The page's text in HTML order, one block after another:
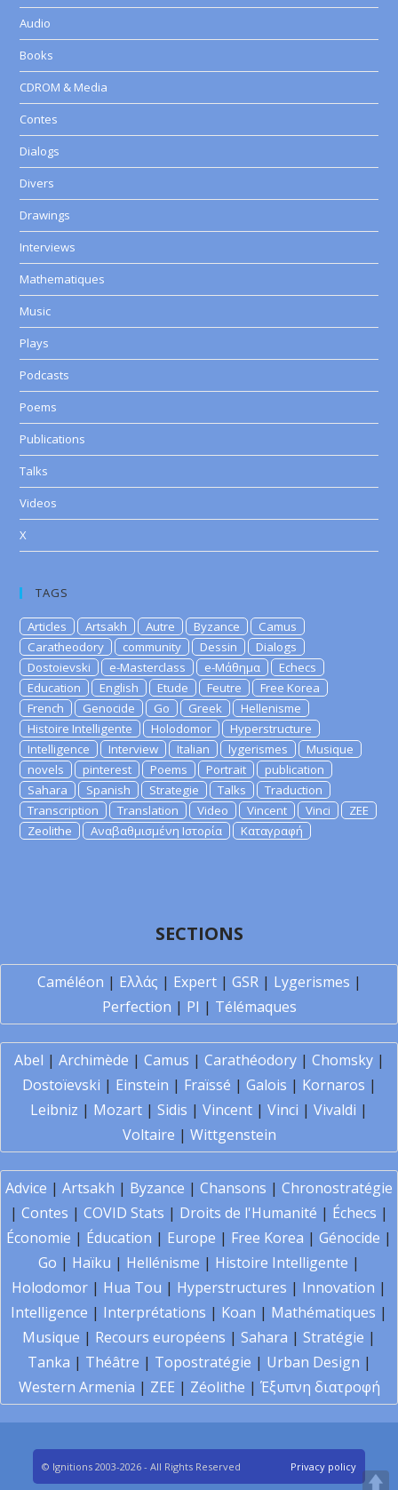
Audio
Books
CDROM & Media
Contes
Dialogs
Divers
Drawings
Interviews
Mathematiques
Music
Plays
Podcasts
Poems
Publications
Talks
Videos
X
TAGS
Articles Artsakh Autre Byzance
Camus
Caratheodory
community Dessin
Dialogs
Dostoievski
e-Masterclass e-Μάθημα
Echecs
Education
English Etude Feutre
Free Korea
French
Genocide Go Greek
Hellenisme
Histoire Intelligente
Holodomor
Hyperstructure
Intelligence
Interview Italian lygerismes
Musique
novels
pinterest Poems Portrait
publication
Sahara
Spanish Strategie Talks
Traduction
Transcription
Translation Video Vincent Vinci
ZEE
Zeolithe
Αναβαθμισμένη Ιστορία Καταγραφή
SECTIONS
Caméléon | Ελλάς | Expert| GSR| Lygerismes |
Perfection | PI | Télémaques
Abel | Archimède | Camus | Carathéodory| Chomsky|
Dostoïevski | Einstein | Fraïssé | Galois | Kornaros |
Leibniz | Mozart | Sidis | Vincent | Vinci | Vivaldi |
Voltaire | Wittgenstein
Advice | Artsakh | Byzance | Chansons | Chronostratégie
| Contes | COVID Stats | Droits de l'Humanité | Échecs |
Économie | Éducation | Europe | Free Korea | Génocide |
Go | Haïku | Hellénisme | Histoire Intelligente |
Holodomor | Hua Tou | Hyperstructures | Innovation |
Intelligence | Interprétations | Koan | Mathématiques |
Musique | Recours européens | Sahara | Stratégie |
Tanka | Théâtre | Topostratégie | Urban Design |
Western Armenia | ZEE | Zéolithe | Έξυπνη διατροφή
© Ignitions 2003-2026 - All Rights Reserved Privacy policy